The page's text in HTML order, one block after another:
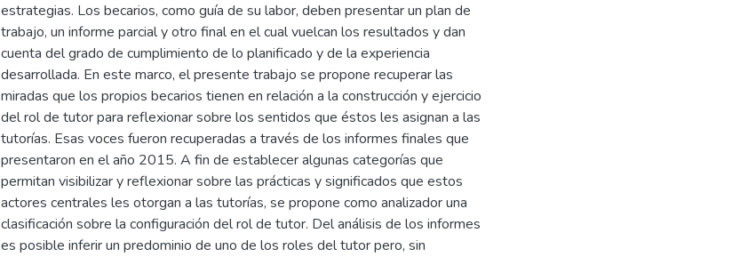
estrategias. Los becarios, como guía de su labor, deben presentar un plan de
trabajo, un informe parcial y otro final en el cual vuelcan los resultados y dan
cuenta del grado de cumplimiento de lo planificado y de la experiencia
desarrollada. En este marco, el presente trabajo se propone recuperar las
miradas que los propios becarios tienen en relación a la construcción y ejercicio
del rol de tutor para reflexionar sobre los sentidos que éstos les asignan a las
tutorías. Esas voces fueron recuperadas a través de los informes finales que
presentaron en el año 2015. A fin de establecer algunas categorías que
permitan visibilizar y reflexionar sobre las prácticas y significados que estos
actores centrales les otorgan a las tutorías, se propone como analizador una
clasificación sobre la configuración del rol de tutor. Del análisis de los informes
es posible inferir un predominio de uno de los roles del tutor pero, sin